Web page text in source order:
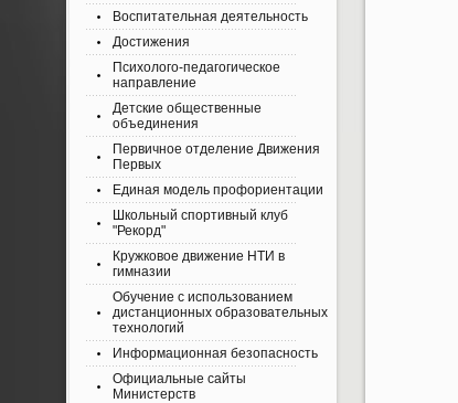
Воспитательная деятельность
Достижения
Психолого-педагогическое
направление
Детские общественные
объединения
Первичное отделение Движения
Первых
Единая модель профориентации
Школьный спортивный клуб
"Рекорд"
Кружковое движение НТИ в
гимназии
Обучение с использованием
дистанционных образовательных
технологий
Информационная безопасность
Официальные сайты
Министерств